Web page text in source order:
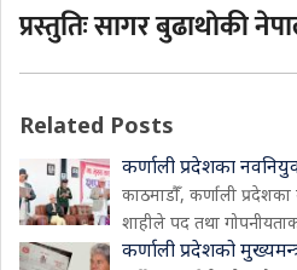
प्रस्तुतिः सागर बुढाथाेकी
Related Posts
कर्णाली प्रदेशका
काठमाडौँ, कर्णाली
शाहीले पद तथा
कर्णाली प्रदेशको